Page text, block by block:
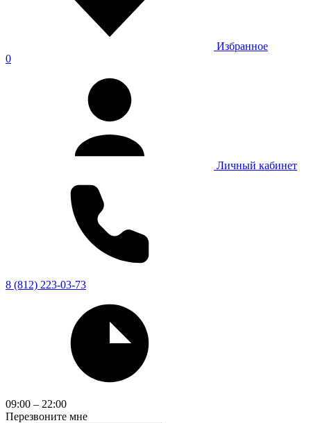
Избранное
0
Личный кабинет
8 (812) 223-03-73
09:00 – 22:00
Перезвоните мне